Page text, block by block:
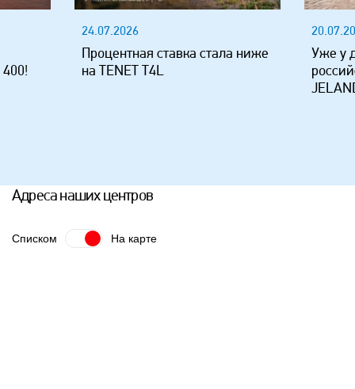
24.07.2026
Процентная ставка стала ниже
на TENET T4L
Уже у
Адреса наших центров
Списком На карте